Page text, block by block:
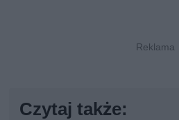
Czytaj także: